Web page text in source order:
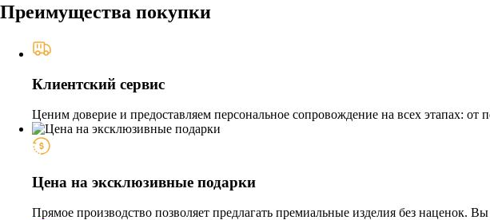
Преимущества покупки
Клиентский сервис
Ценим доверие и предоставляем персональное сопровождение на всех этапах:
Цена на эксклюзивные подарки
Прямое производство позволяет предлагать премиальные изделия без наценок.